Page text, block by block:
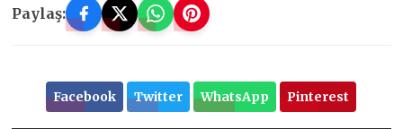
Paylaş:
Facebook Twitter WhatsApp Pinterest